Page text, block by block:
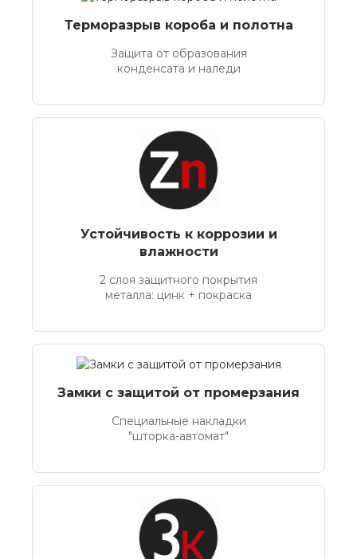
Терморазрыв короба и полотна
Защита от образования
конденсата и наледи
Устойчивость к коррозии и
влажности
2 слоя защитного покрытия
металла: цинк + покраска
Замки с защитой от промерзания
Специальные накладки
"шторка-автомат"